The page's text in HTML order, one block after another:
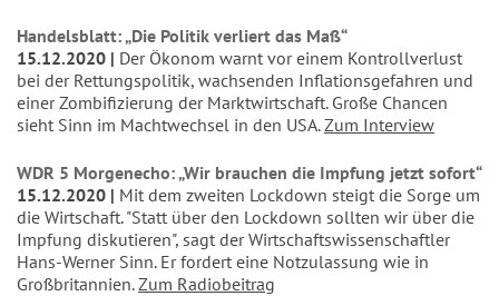
Handelsblatt: „Die Politik verliert das Maß“
15.12.2020
Der Ökonom warnt vor einem Kontrollverlust
bei der Rettungspolitik, wachsenden Inflationsgefahren und
einer Zombifizierung der Marktwirtschaft. Große Chancen
sieht Sinn im Machtwechsel in den USA. Zum Interview
WDR 5 Morgenecho: „Wir brauchen die Impfung jetzt sofort“
15.12.2020
Mit dem zweiten Lockdown steigt die Sorge um
die Wirtschaft. "Statt über den Lockdown sollten wir über die
Impfung diskutieren", sagt der Wirtschaftswissenschaftler
Hans-Werner Sinn. Er fordert eine Notzulassung wie in
Großbritannien.Zum Radiobeitrag